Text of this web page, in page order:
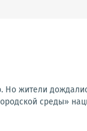
жители
среды»